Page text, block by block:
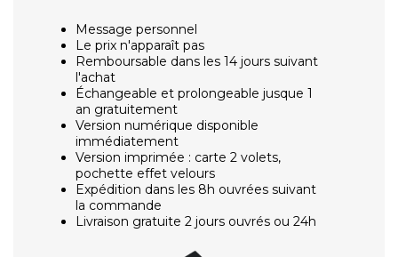
Message personnel
Le prix n'apparaît pas
Remboursable dans les 14 jours suivant
l'achat
Échangeable et prolongeable jusque 1
an gratuitement
Version numérique disponible
immédiatement
Version imprimée : carte 2 volets,
pochette effet velours
Expédition dans les 8h ouvrées suivant
la commande
Livraison gratuite 2 jours ouvrés ou 24h